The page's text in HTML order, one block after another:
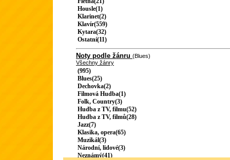
Housle(1)
Klarinet(2)
Klavír(559)
Kytara(32)
Ostatní(11)
Noty podle žánru (Blues)
Všechny žánry
(995)
Blues(25)
Dechovka(2)
Filmová Hudba(1)
Folk, Country(3)
Hudba z TV, filmu(52)
Hudba z TV, filmů(28)
Jazz(7)
Klasika, opera(65)
Muzikál(3)
Národní, lidové(3)
Neznámý(41)